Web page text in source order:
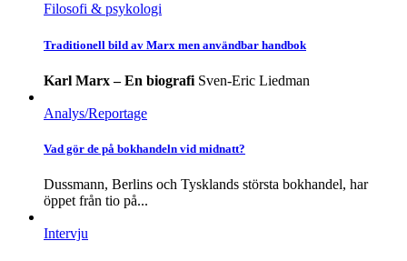
Filosofi & psykologi
Traditionell bild av Marx men användbar handbok
Karl Marx – En biografi Sven-Eric Liedman
Analys/Reportage
Vad gör de på bokhandeln vid midnatt?
Dussmann, Berlins och Tysklands största bokhandel, har
öppet från tio på...
Intervju